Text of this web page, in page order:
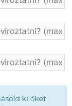
ki őket